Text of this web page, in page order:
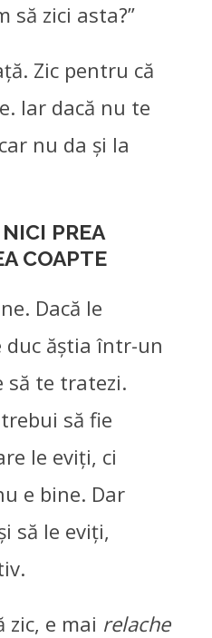
2026
să zici asta?”
Zic pentru că
Iar dacă nu te
nu da și la
PREA
COAPTE
Dacă le
duc ăștia într-un
să te tratezi.
să fie
le eviți, ci
e bine. Dar
să le eviți,
zic, e mai relache